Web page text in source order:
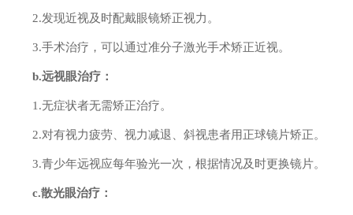
2.发现近视及时配戴眼镜矫正视力。
3.手术治疗，可以通过准分子激光手术矫正近视。
b.远视眼治疗：
1.无症状者无需矫正治疗。
2.对有视力疲劳、视力减退、斜视患者用正球镜片矫正。
3.青少年远视应每年验光一次，根据情况及时更换镜片。
c.散光眼治疗：